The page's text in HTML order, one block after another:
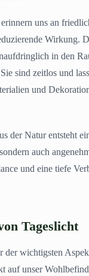
uns an
Wirkung.
in den
sind zeitlos und
und
der Natur entsteht
auch
und eine tiefe
Tageslicht
der wichtigsten
auf unser